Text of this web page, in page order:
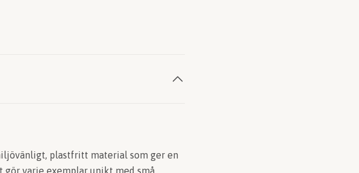
plastfritt material som ger en
varje exemplar unikt med små